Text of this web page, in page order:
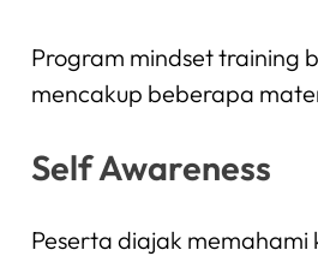
Program mindset training
mencakup beberapa
Self Awareness
Peserta diajak memahami